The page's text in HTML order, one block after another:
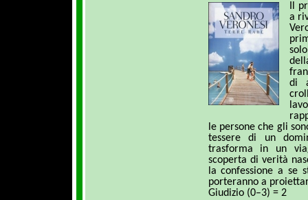
Il
a
di
le persone che gli
tessere di un
trasforma in un
scoperta di verità
la confessione a se
porteranno a
Giudizio (0–3) = 2